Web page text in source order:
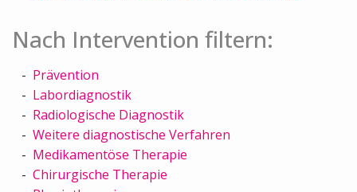
Nach Intervention filtern:
Prävention
Labordiagnostik
Radiologische Diagnostik
Weitere diagnostische Verfahren
Medikamentöse Therapie
Chirurgische Therapie